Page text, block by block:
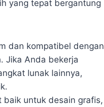
yang tepat bergantung
dan kompatibel dengan
Jika Anda bekerja
lunak lainnya,
baik untuk desain grafis,